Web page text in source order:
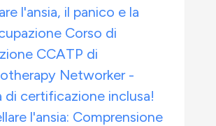
l'ansia, il panico e la
Corso di
CCATP di
Networker -
di certificazione inclusa!
l'ansia: Comprensione